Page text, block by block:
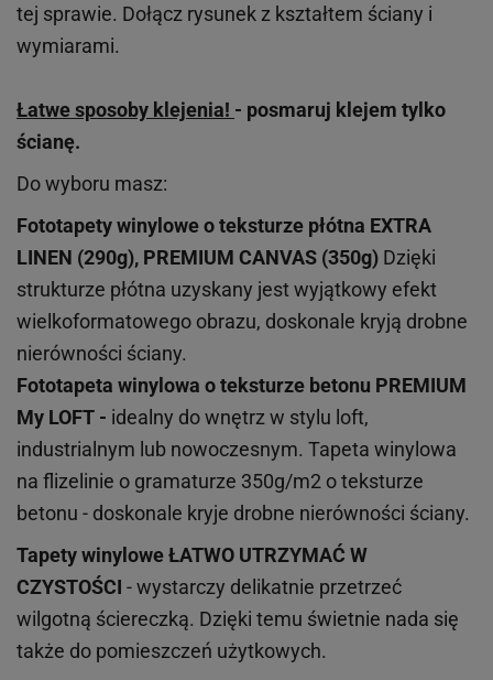
tej sprawie. Dołącz rysunek z kształtem ściany i
wymiarami.
Łatwe sposoby klejenia! - posmaruj klejem tylko
ścianę.
Do wyboru masz:
Fototapety winylowe oteksturze płótna EXTRA
LINEN (290g), PREMIUM CANVAS (350g) Dzięki
strukturze płótna uzyskany jest wyjątkowy efekt
wielkoformatowego obrazu, doskonale kryją drobne
nierówności ściany.
Fototapeta winylowa oteksturze betonu PREMIUM
My LOFT - idealny do wnętrz w stylu loft,
industrialnym lub nowoczesnym. Tapeta winylowa
na flizelinie o gramaturze 350g/m2 o teksturze
betonu - doskonale kryje drobne nierówności ściany.
Tapety winyloweŁATWO UTRZYMAĆ W
CZYSTOŚCI - wystarczy delikatnie przetrzeć
wilgotną ściereczką. Dzięki temu świetnie nada się
także do pomieszczeń użytkowych.